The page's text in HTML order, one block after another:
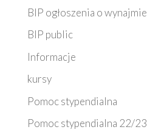
BIP ogłoszenia o wynajmie
BIP public
Informacje
kursy
Pomoc stypendialna
Pomoc stypendialna 22/23